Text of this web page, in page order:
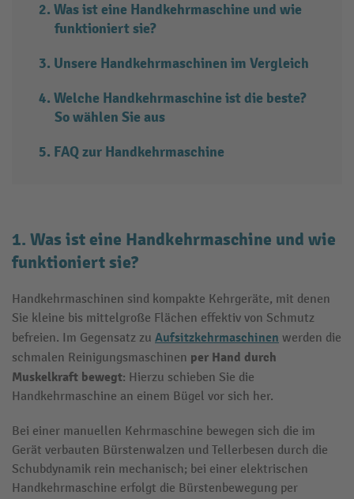
Was ist eine Handkehrmaschine und wie
funktioniert sie?
Unsere Handkehrmaschinen im Vergleich
Welche Handkehrmaschine ist die beste?
So wählen Sie aus
FAQ zur Handkehrmaschine
1. Was ist eine Handkehrmaschine und wie
funktioniert sie?
Handkehrmaschinen sind kompakte Kehrgeräte, mit denen
Sie kleine bis mittelgroße Flächen effektiv von Schmutz
befreien. Im Gegensatz zu Aufsitzkehrmaschinen werden die
schmalen Reinigungsmaschinen per Hand durch
Muskelkraft bewegt: Hierzu schieben Sie die
Handkehrmaschine an einem Bügel vor sich her.
Bei einer manuellen Kehrmaschine bewegen sich die im
Gerät verbauten Bürstenwalzen und Tellerbesen durch die
Schubdynamik rein mechanisch; bei einer elektrischen
Handkehrmaschine erfolgt die Bürstenbewegung per